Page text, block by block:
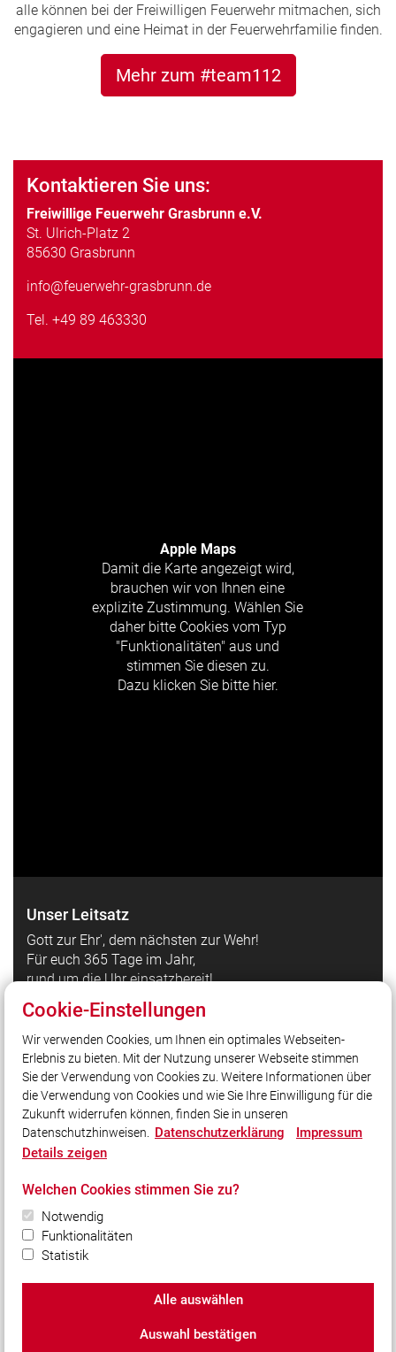
alle können bei der Freiwilligen Feuerwehr mitmachen, sich
engagieren und eine Heimat in der Feuerwehrfamilie finden.
Mehr zum #team112
Kontaktieren Sie uns:
Freiwillige Feuerwehr Grasbrunn e.V.
St. Ulrich-Platz 2
85630 Grasbrunn
info@feuerwehr-grasbrunn.de
Tel. +49 89 463330
Apple Maps
Damit die Karte angezeigt wird,
brauchen wir von Ihnen eine
explizite Zustimmung. Wählen Sie
daher bitte Cookies vom Typ
"Funktionalitäten" aus und
stimmen Sie diesen zu.
Dazu klicken Sie bitte hier.
Unser Leitsatz
Gott zur Ehr', dem nächsten zur Wehr!
Für euch 365 Tage im Jahr,
rund um die Uhr einsatzbereit!
Quicklinks
LFV Bayern
Quicklink intern
Social Media
Bleiben Sie mit uns in Kontakt und vernetzen Sie sich
mit uns!
© 2026 Freiwillige Feuerwehr Grasbrunn e.V.
Datenschutz|Cookie-Einstellungen
Cookie-Einstellungen
Wir verwenden Cookies, um Ihnen ein optimales Webseiten-
Erlebnis zu bieten. Mit der Nutzung unserer Webseite stimmen
Sie der Verwendung von Cookies zu. Weitere Informationen über
die Verwendung von Cookies und wie Sie Ihre Einwilligung für die
Zukunft widerrufen können, finden Sie in unseren
Datenschutzhinweisen. Datenschutzerklärung
Impressum
Details zeigen
Welchen Cookies stimmen Sie zu?
Notwendig
Funktionalitäten
Statistik
Alle auswählen
Auswahl bestätigen